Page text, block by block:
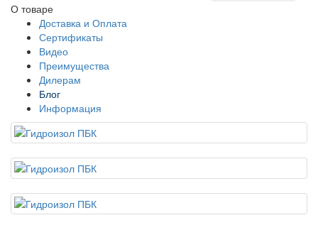
О товаре
Доставка и Оплата
Сертификаты
Видео
Преимущества
Дилерам
Блог
Информация